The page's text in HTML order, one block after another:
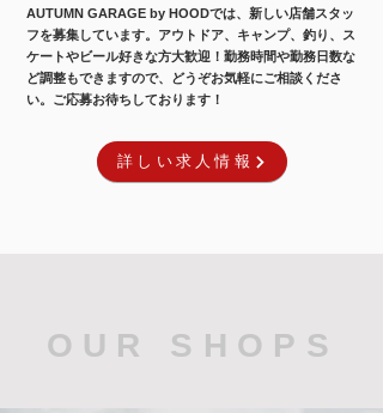
AUTUMN GARAGE by HOODでは、新しい店舗スタッ
フを募集しています。アウトドア、キャンプ、釣り、ス
ケートやビール好きな方大歓迎！勤務時間や勤務日数な
ど調整もできますので、どうぞお気軽にご相談くださ
い。ご応募お待ちしております！
詳しい求人情報
OUR SHOPS